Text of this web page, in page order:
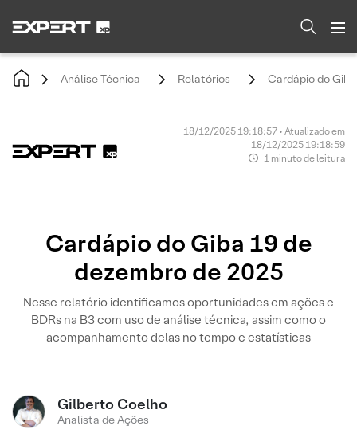
Análise Técnica Relatórios Cardápio do
18/12/2025 19:18:57 • Atualizado em
18/12/2025 19:18:59
1 minuto de leitura
Cardápio do Giba 19 de
dezembro de 2025
Nesse relatório identificamos oportunidades em ações e
BDRs na B3 com uso de análise técnica, assim como o
acompanhamento delas no tempo e estatísticas
Gilberto Coelho
Analista de Ações